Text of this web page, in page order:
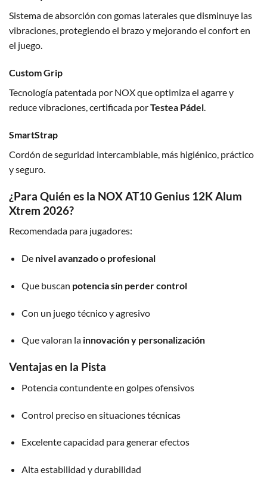
Sistema de absorción con gomas laterales que disminuye las
vibraciones, protegiendo el brazo y mejorando el confort en
el juego.
Custom Grip
Tecnología patentada por NOX que optimiza el agarre y
reduce vibraciones, certificada porTestea Pádel.
SmartStrap
Cordón de seguridad intercambiable, más higiénico, práctico
y seguro.
¿Para Quién es la NOX AT10 Genius 12K Alum
Xtrem 2026?
Recomendada para jugadores:
De nivel avanzado o profesional
Que buscan potencia sin perder control
Con un juego técnico y agresivo
Que valoran la innovación y personalización
Ventajas en la Pista
Potencia contundente en golpes ofensivos
Control preciso en situaciones técnicas
Excelente capacidad para generar efectos
Alta estabilidad y durabilidad